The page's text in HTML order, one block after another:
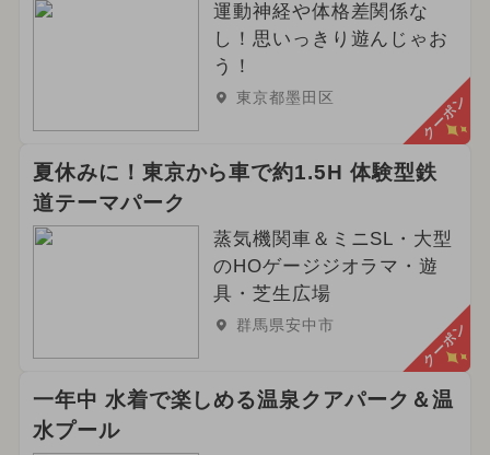
運動神経や体格差関係な
し！思いっきり遊んじゃお
う！
東京都墨田区 クーポン
夏休みに！東京から車で約1.5H 体験型鉄
道テーマパーク
蒸気機関車＆ミニSL・大型
のHOゲージジオラマ・遊
具・芝生広場
群馬県安中市 クーポン
一年中 水着で楽しめる温泉クアパーク＆温
水プール